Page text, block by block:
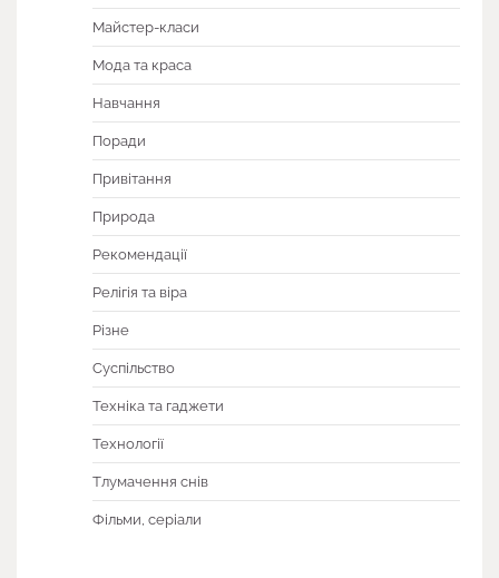
Майстер-класи
Мода та краса
Навчання
Поради
Привітання
Природа
Рекомендації
Релігія та віра
Різне
Суспільство
Техніка та гаджети
Технології
Тлумачення снів
Фільми, серіали